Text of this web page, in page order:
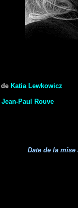
de Katia Lewkowicz
Jean-Paul Rouve
Date de la